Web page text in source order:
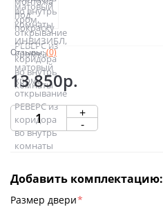
Отзывы:(0)
13 850р.
+
-
Добавить комплектацию:
Размер двери*